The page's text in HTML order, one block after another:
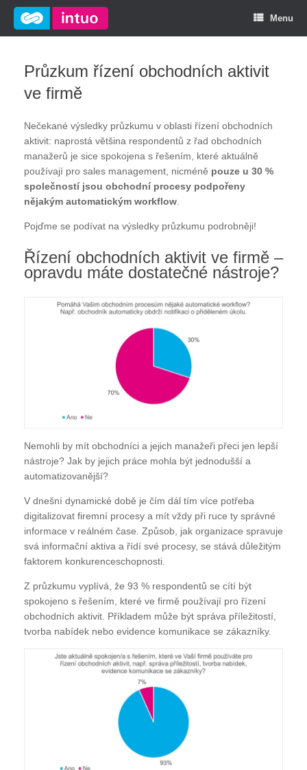
Menu
Průzkum řízení obchodních aktivit
ve firmě
Nečekané výsledky průzkumu v oblasti řízení obchodních
aktivit: naprostá většina respondentů z řad obchodních
manažerů je sice spokojena s řešením, které aktuálně
používají pro sales management, nicméně pouze u 30 %
společností jsou obchodní procesy podpořeny
nějakým automatickým workflow
Pojďme se podívat na výsledky průzkumu podrobněji!
Řízení obchodních aktivit ve firmě –
opravdu máte dostatečné nástroje?
Nemohli by mít obchodníci a jejich manažeři přeci jen lepší
nástroje? Jak by jejich práce mohla být jednodušší a
automatizovanější?
V dnešní dynamické době je čím dál tím více potřeba
digitalizovat firemní procesy a mít vždy při ruce ty správné
informace v reálném čase. Způsob, jak organizace spravuje
svá informační aktiva a řídí své procesy, se stává důležitým
faktorem konkurenceschopnosti.
Z průzkumu vyplívá, že 93 % respondentů se cítí být
spokojeno s řešením, které ve firmě používají pro řízení
obchodních aktivit. Příkladem může být správa příležitostí,
tvorba nabídek nebo evidence komunikace se zákazníky.